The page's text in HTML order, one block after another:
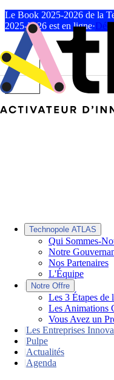
Le Book 2025-2026 de la
2025-2026 est en ligne·
Technopole ATLAS
Qui Sommes-
Notre
Nos Partenaires
L'Équipe
|
Notre Offre
Les 3 Étapes de
Les Animations
Vous Avez un
|Les Entreprises
|Pulpe
|Actualités
|Agenda